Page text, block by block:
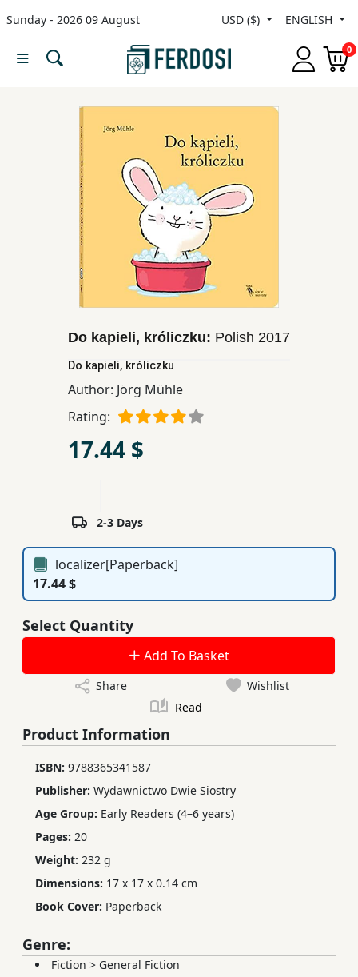
Sunday - 2026 09 August USD ($) ENGLISH
0
Menu
languages
Nonfiction
Ferdosi
Publishing
Subscription
Services
Do kapieli, króliczku: Polish 2017
Do kapieli, króliczku
Author: Jörg Mühle
Rating:
17.44 $
2-3 Days
localizer[Paperback]
17.44 $
Select Quantity
Add To Basket
Share
Wishlist
Read
Product Information
ISBN: 9788365341587
Publisher: Wydawnictwo Dwie Siostry
Age Group: Early Readers (4–6 years)
Pages: 20
Weight: 232 g
Dimensions: 17 x 17 x 0.14 cm
Book Cover: Paperback
Genre:
Fiction > General Fiction